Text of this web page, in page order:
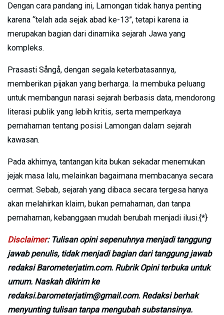
Dengan cara pandang ini, Lamongan tidak hanya penting
karena “telah ada sejak abad ke-13”, tetapi karena ia
merupakan bagian dari dinamika sejarah Jawa yang
kompleks.
Prasasti Sångå, dengan segala keterbatasannya,
memberikan pijakan yang berharga. Ia membuka peluang
untuk membangun narasi sejarah berbasis data, mendorong
literasi publik yang lebih kritis, serta memperkaya
pemahaman tentang posisi Lamongan dalam sejarah
kawasan.
Pada akhirnya, tantangan kita bukan sekadar menemukan
jejak masa lalu, melainkan bagaimana membacanya secara
cermat. Sebab, sejarah yang dibaca secara tergesa hanya
akan melahirkan klaim, bukan pemahaman, dan tanpa
pemahaman, kebanggaan mudah berubah menjadi ilusi.{*}
Disclaimer: Tulisan opini sepenuhnya menjadi tanggung
jawab penulis, tidak menjadi bagian dari tanggung jawab
redaksi Barometerjatim.com. Rubrik Opini terbuka untuk
umum. Naskah dikirim ke
redaksi.barometerjatim@gmail.com. Redaksi berhak
menyunting tulisan tanpa mengubah substansinya.